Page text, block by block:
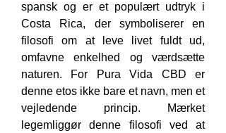
spansk og er et populært udtryk i
Costa Rica, der symboliserer en
filosofi om at leve livet fuldt ud,
omfavne enkelhed og værdsætte
naturen. For Pura Vida CBD er
denne etos ikke bare et navn, men et
vejledende princip. Mærket
legemliggør denne filosofi ved at